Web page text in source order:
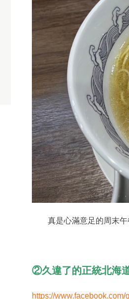
真是心滿意足的周末午
②久違了的正統北
https://